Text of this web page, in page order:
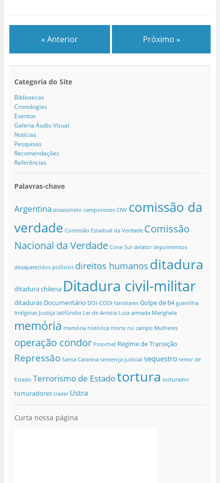
« Anterior Próximo »
Categoria do Site
Bibliotecas
Cronologias
Eventos
Galeria Áudio Visual
Notícias
Pesquisas
Recomendações
Referências
Palavras-chave
Argentina assassinato camponeses CNV comissão da
verdade Comissão Estadual da Verdade Comissão
Nacional da Verdade Cone Sul delator depoimentos
desaparecidos políticos direitos humanos ditadura
ditadura chilena Ditadura civil-militar
ditaduras Documentário DOI-CODI familiares Golpe de 64 guerrilha
Indíginas Justiça latifúndio Lei de Anistia Luta armada Marighela
memória memória histórica morte no campo Mulheres
operação condor Pinochet Regime de Transição
Repressão Santa Catarina sentença judicial sequestro terror de
Estado Terrorismo de Estadotortura torturador
torturadores trailer Ustra
Curta nossa página